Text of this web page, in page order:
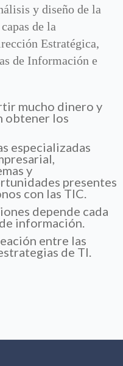
y diseño de la
de la
Estratégica,
de Información e
mucho dinero y
obtener los
especializadas
y
presentes
con las TIC.
depende cada
información.
entre las
de TI.